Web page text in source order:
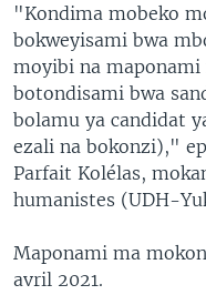
"Kondima mobeko
bokweyisami bwa
moyibi na
botondisami bwa
bolamu ya candidat
ezali na bokonzi),"
Parfait Kolélas,
humanistes (UDH-
Maponami ma
avril 2021.